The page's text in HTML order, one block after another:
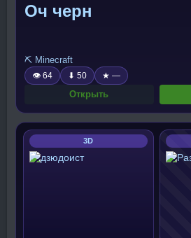
Оч черн
⛏️ Minecraft
👁 64 ⬇ 50 ★ —
Открыть
3D